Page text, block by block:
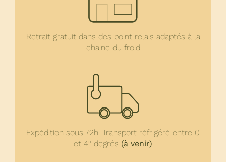
Retrait gratuit dans des point relais adaptés à la
chaine du froid
Expédition sous 72h. Transport réfrigéré entre 0
et 4° degrés (à venir)